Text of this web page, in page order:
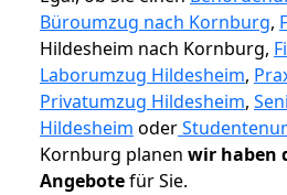
Büroumzug nach Kornburg,
Hildesheim nach Kornburg,
Laborumzug Hildesheim,
Privatumzug Hildesheim,
Hildesheim oder
Kornburg planen wir haben
Angebotefür Sie.